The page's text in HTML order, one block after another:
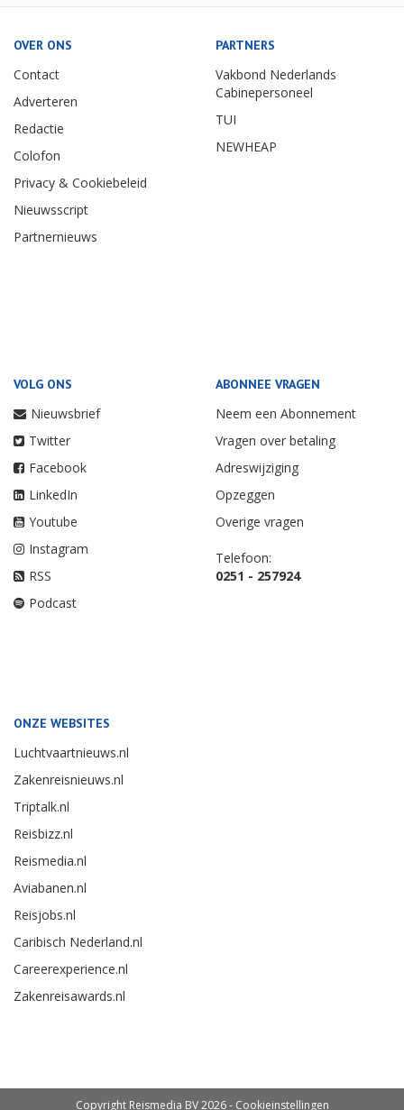
OVER ONS
Contact
Adverteren
Redactie
Colofon
Privacy & Cookiebeleid
Nieuwsscript
Partnernieuws
PARTNERS
Vakbond Nederlands
Cabinepersoneel
TUI
NEWHEAP
VOLG ONS
Nieuwsbrief
Twitter
Facebook
LinkedIn
Youtube
Instagram
RSS
Podcast
ABONNEE VRAGEN
Neem een Abonnement
Vragen over betaling
Adreswijziging
Opzeggen
Overige vragen
Telefoon:
0251 - 257924
ONZE WEBSITES
Luchtvaartnieuws.nl
Zakenreisnieuws.nl
Triptalk.nl
Reisbizz.nl
Reismedia.nl
Aviabanen.nl
Reisjobs.nl
Caribisch Nederland.nl
Careerexperience.nl
Zakenreisawards.nl
Copyright Reismedia BV 2026 - Cookieinstellingen